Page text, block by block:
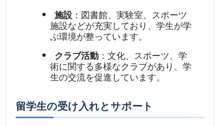
施設：図書館、実験室、スポーツ
施設などが充実しており、学生が学
ぶ環境が整っています。
クラブ活動：文化、スポーツ、学
術に関する多様なクラブがあり、学
生の交流を促進しています。
留学生の受け入れとサポート